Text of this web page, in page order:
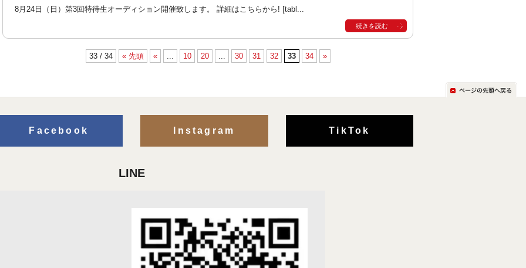
8月24日（日）第3回特待生オーディション開催致します。 詳細はこちらから! [tabl...
続きを読む
33 / 34 « 先頭 « ... 10 20 ... 30 31 32 33 34 »
Facebook Instagram TikTok
LINE